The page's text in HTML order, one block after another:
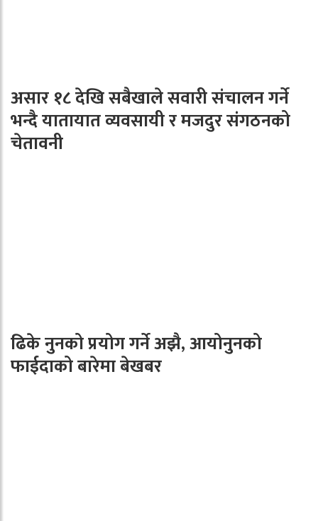
असार १८ देखि सबैखाले सवारी संचालन गर्ने
भन्दै यातायात व्यवसायी र मजदुर संगठनको
चेतावनी
ढिके नुनको प्रयोग गर्ने अझै, आयोनुनको
फाईदाको बारेमा बेखबर